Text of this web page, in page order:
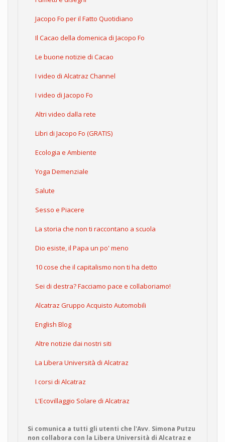
Jacopo Fo per il Fatto Quotidiano
Il Cacao della domenica di Jacopo Fo
Le buone notizie di Cacao
I video di Alcatraz Channel
I video di Jacopo Fo
Altri video dalla rete
Libri di Jacopo Fo (GRATIS)
Ecologia e Ambiente
Yoga Demenziale
Salute
Sesso e Piacere
La storia che non ti raccontano a scuola
Dio esiste, il Papa un po' meno
10 cose che il capitalismo non ti ha detto
Sei di destra? Facciamo pace e collaboriamo!
Alcatraz Gruppo Acquisto Automobili
English Blog
Altre notizie dai nostri siti
La Libera Università di Alcatraz
I corsi di Alcatraz
L'Ecovillaggio Solare di Alcatraz
Si comunica a tutti gli utenti che l'Avv. Simona Putzu
non collabora con la Libera Università di Alcatraz e